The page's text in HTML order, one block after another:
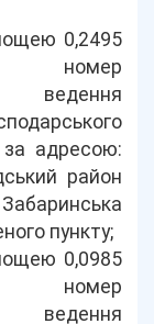
0,2495
номер
ведення
адресою:
район
пункту;
0,0985
номер
ведення